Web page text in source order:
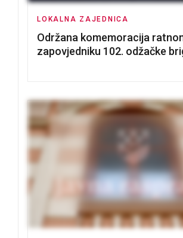
LOKALNA ZAJEDNICA
Održana komemoracija
zapovjedniku 102. odžačke